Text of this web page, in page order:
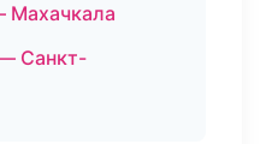
Махачкала
Санкт-